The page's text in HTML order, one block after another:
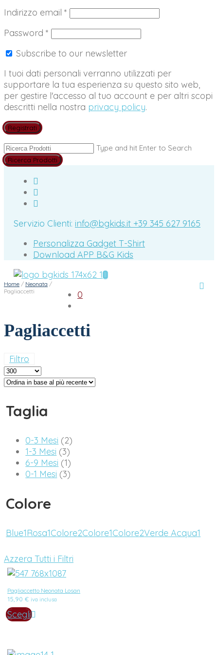
Indirizzo email * Richiesto
Password * Richiesto
Subscribe to our newsletter
I tuoi dati personali verranno utilizzati per
supportare la tua esperienza su questo sito web,
per gestire l'accesso al tuo account e per altri scopi
descritti nella nostra privacy policy.
Registrati
Type and hit Enter to Search
Servizio Clienti: info@bgkids.it +39 345 627 9165
Personalizza Gadget T-Shirt
Download APP B&G Kids
0
Home / Neonata /
Pagliaccetti
Pagliaccetti
Filtro
Taglia
0-3 Mesi (2)
1-3 Mesi (3)
6-9 Mesi (1)
0-1 Mesi (3)
Colore
Blue1Rosa1Colore2Colore1Colore2Verde Acqua1
Azzera Tutti i Filtri
Pagliaccetto Neonata Losan
15,90 € iva inclusa
Scegli